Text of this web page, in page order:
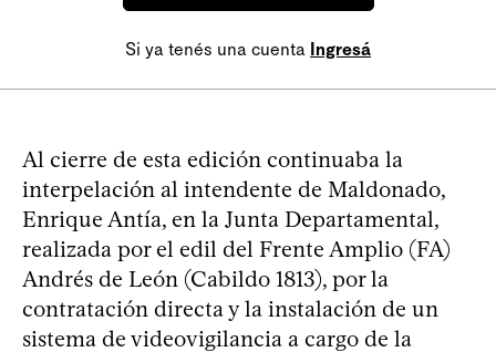
Si ya tenés una cuenta Ingresá
Al cierre de esta edición continuaba la
interpelación al intendente de Maldonado,
Enrique Antía, en la Junta Departamental,
realizada por el edil del Frente Amplio (FA)
Andrés de León (Cabildo 1813), por la
contratación directa y la instalación de un
sistema de videovigilancia a cargo de la